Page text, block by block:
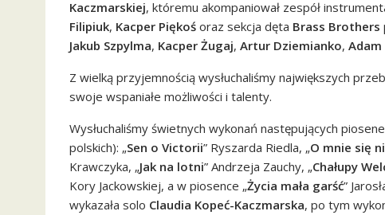
Kaczmarskiej, któremu akompaniował zespół
Filipiuk, Kacper Piękoś oraz sekcja dęta Brass Brothers
Jakub Szpylma, Kacper Żugaj, Artur Dziemianko,
Z wielką przyjemnością wysłuchaliśmy największych
swoje wspaniałe możliwości i talenty.
Wysłuchaliśmy świetnych wykonań następujących
polskich): „Sen o Victorii” Ryszarda Riedla, „O mnie się
Krawczyka, „Jak na lotni” Andrzeja Zauchy, „Chałupy
Kory Jackowskiej, a w piosence „Życia mała garść”
wykazała solo Claudia Kopeć-Kaczmarska, po tym